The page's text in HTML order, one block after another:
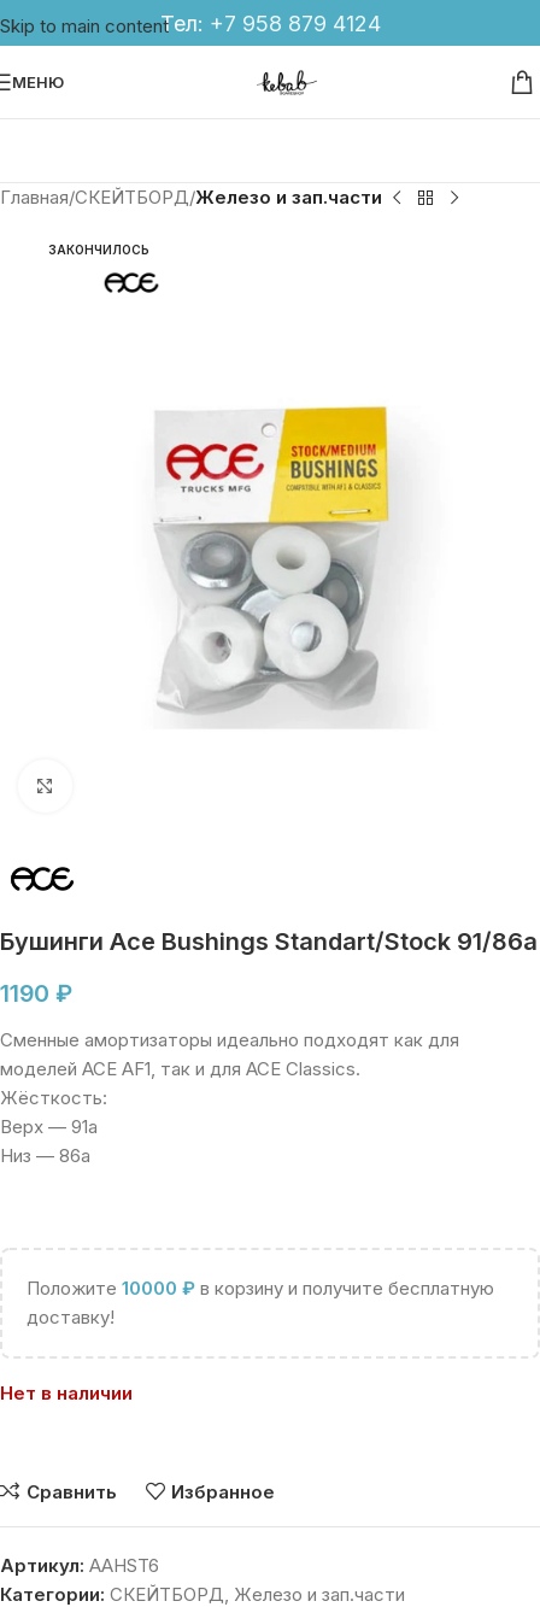
Skip to main contentТел: +7 958 879 4124
МЕНЮ
Главная СКЕЙТБОРД Железо и зап.части
ЗАКОНЧИЛОСЬ
Бушинги Ace Bushings Standart/Stock 91/86a
1190 ₽
Сменные амортизаторы идеально подходят как для
моделей ACE AF1, так и для ACE Classics.
Жёсткость:
Верх — 91а
Низ — 86а
Положите 10000 ₽ в корзину и получите бесплатную
доставку!
Нет в наличии
Сравнить Избранное
Артикул: AAHST6
Категории: СКЕЙТБОРД, Железо и зап.части